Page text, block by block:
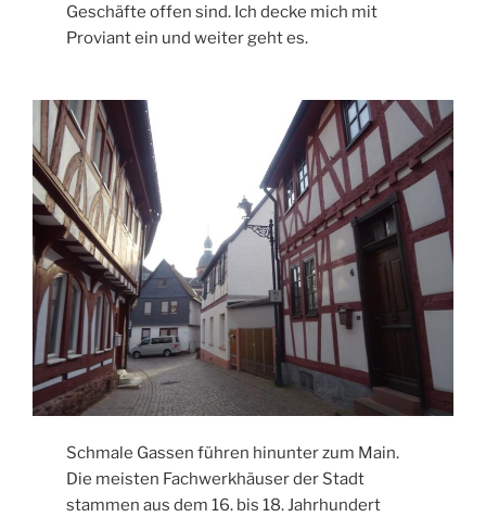
Geschäfte offen sind. Ich decke mich mit
Proviant ein und weiter geht es.
Schmale Gassen führen hinunter zum Main.
Die meisten Fachwerkhäuser der Stadt
stammen aus dem 16. bis 18. Jahrhundert